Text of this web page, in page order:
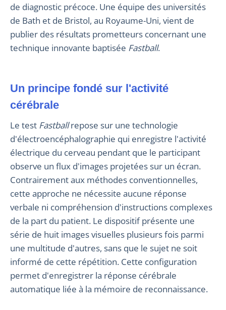
de diagnostic précoce. Une équipe des universités
de Bath et de Bristol, au Royaume-Uni, vient de
publier des résultats prometteurs concernant une
technique innovante baptisée Fastball.
Un principe fondé sur l'activité
cérébrale
Le test Fastballrepose sur une technologie
d'électroencéphalographie qui enregistre l'activité
électrique du cerveau pendant que le participant
observe un flux d'images projetées sur un écran.
Contrairement aux méthodes conventionnelles,
cette approche ne nécessite aucune réponse
verbale ni compréhension d'instructions complexes
de la part du patient. Le dispositif présente une
série de huit images visuelles plusieurs fois parmi
une multitude d'autres, sans que le sujet ne soit
informé de cette répétition. Cette configuration
permet d'enregistrer la réponse cérébrale
automatique liée à la mémoire de reconnaissance.